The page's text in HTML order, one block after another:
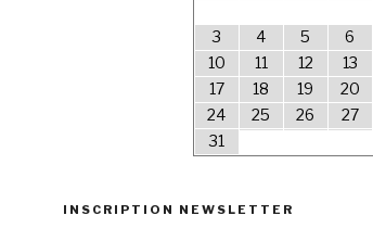
3
4 5 6
10
11 12 13
17
18 19 20
24
25 26 27
31
INSCRIPTION NEWSLETTER